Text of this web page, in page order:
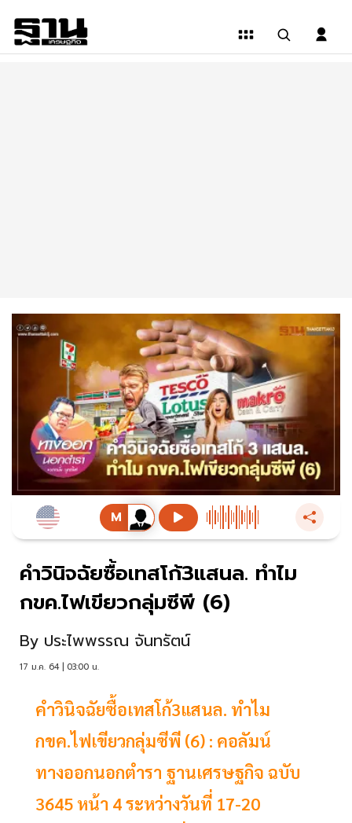
คำวินิจฉัยซื้อเทสโก้3แสนล. ทำไม
กขค.ไฟเขียวกลุ่มซีพี (6)
By ประไพพรรณ จันทรัตน์
17 ม.ค. 64 | 03:00 น.
คำวินิจฉัยซื้อเทสโก้3แสนล. ทำไม
กขค.ไฟเขียวกลุ่มซีพี (6) : คอลัมน์
ทางออกนอกตำรา ฐานเศรษฐกิจ ฉบับ
3645 หน้า 4 ระหว่างวันที่ 17-20